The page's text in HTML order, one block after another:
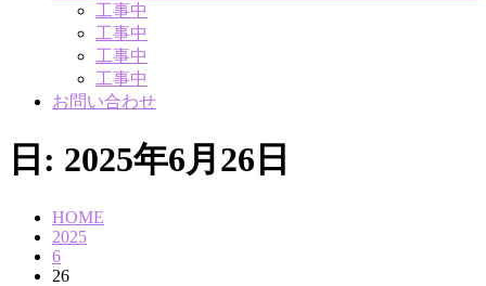
工事中
工事中
工事中
工事中
お問い合わせ
日: 2025年6月26日
HOME
2025
6
26